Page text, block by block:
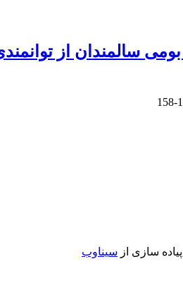
سالمندان از
سازی از سیناوب